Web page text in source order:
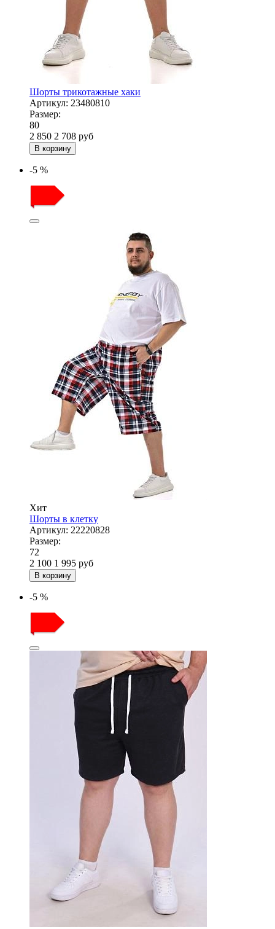
Шорты трикотажные хаки
Артикул: 23480810
Размер:
80
2 850 2 708 руб
В корзину
-5 %
Хит
Шорты в клетку
Артикул: 22220828
Размер:
72
2 100 1 995 руб
В корзину
-5 %